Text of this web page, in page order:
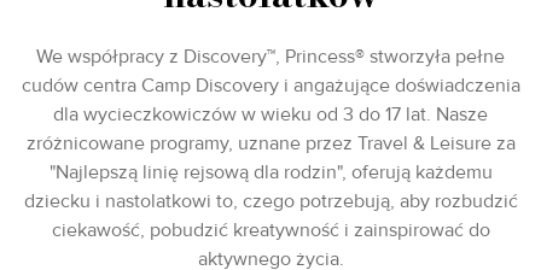
We współpracy z Discovery™, Princess® stworzyła pełne
cudów centra Camp Discovery i angażujące doświadczenia
dla wycieczkowiczów w wieku od 3 do 17 lat. Nasze
zróżnicowane programy, uznane przez Travel & Leisure za
"Najlepszą linię rejsową dla rodzin", oferują każdemu
dziecku i nastolatkowi to, czego potrzebują, aby rozbudzić
ciekawość, pobudzić kreatywność i zainspirować do
aktywnego życia.